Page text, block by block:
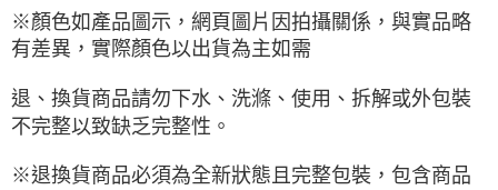
※顏色如產品圖示，網頁圖片因拍攝關係，與實品略
有差異，實際顏色以出貨為主如需
退、換貨商品請勿下水、洗滌、使用、拆解或外包裝
不完整以致缺乏完整性。
※退換貨商品必須為全新狀態且完整包裝，包含商品